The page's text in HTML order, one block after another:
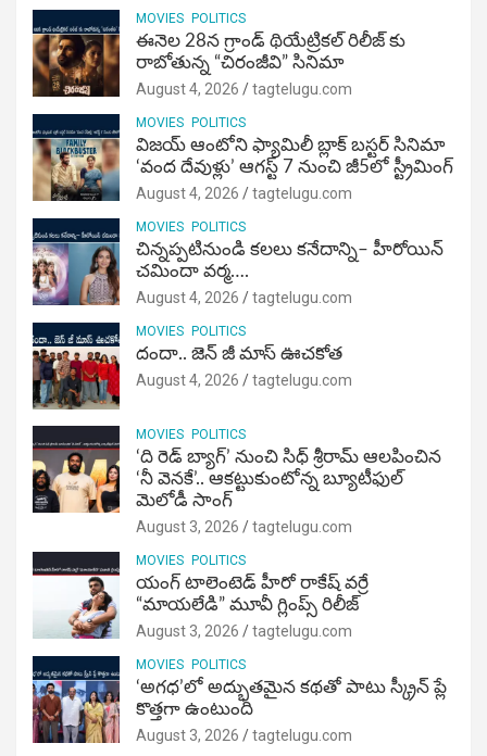
MOVIES POLITICS
ఈనెల 28న గ్రాండ్ థియేట్రికల్ రిలీజ్ కు
రాబోతున్న “చిరంజీవి” సినిమా
August 4, 2026 tagtelugu.com
MOVIES POLITICS
విజ‌య్ ఆంటోని ఫ్యామిలీ బ్లాక్ బ‌స్ట‌ర్‌ సినిమా
‘వంద దేవుళ్లు’ ఆగస్ట్ 7 నుంచి జీ5లో స్ట్రీమింగ్
August 4, 2026 tagtelugu.com
MOVIES POLITICS
చిన్నప్పటినుండి కలలు కనేదాన్ని– హీరోయిన్‌
చమిందా వర్మ….
August 4, 2026 tagtelugu.com
MOVIES POLITICS
దందా.. జెన్ జీ మాస్ ఊచకోత
August 4, 2026 tagtelugu.com
MOVIES POLITICS
‘ది రెడ్ బ్యాగ్’ నుంచి సిధ్ శ్రీరామ్ ఆలపించిన
‘నీ వెనకే’.. ఆకట్టుకుంటోన్న బ్యూటీఫుల్
మెలోడీ సాంగ్
August 3, 2026 tagtelugu.com
MOVIES POLITICS
యంగ్ టాలెంటెడ్ హీరో రాకేష్ వర్రే
“మాయలేడి” మూవీ గ్లింప్స్ రిలీజ్
August 3, 2026 tagtelugu.com
MOVIES POLITICS
‘అగధ’లో అద్భుతమైన కథతో పాటు స్క్రీన్ ప్లే
కొత్తగా ఉంటుంది
August 3, 2026 tagtelugu.com